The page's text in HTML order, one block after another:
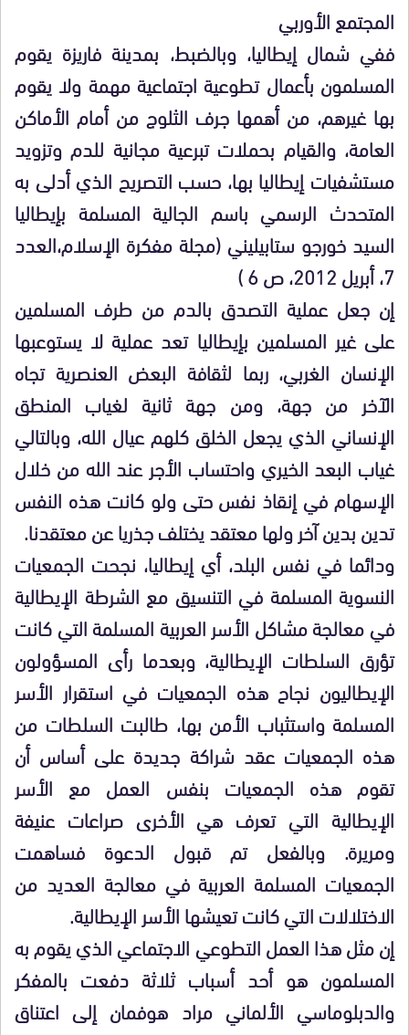
المجتمع الأوربي
ففي شمال إيطاليا، وبالضبط، بمدينة فاريزة يقوم
المسلمون بأعمال تطوعية اجتماعية مهمة ولا يقوم
بها غيرهم، من أهمها جرف الثلوج من أمام الأماكن
العامة، والقيام بحملات تبرعية مجانية للدم وتزويد
مستشفيات إيطاليا بها، حسب التصريح الذي أدلى به
المتحدث الرسمي باسم الجالية المسلمة بإيطاليا
السيد خورجو ستابيليني (مجلة مفكرة الإسلام،العدد
7، أبريل 2012، ص 6 )
إن جعل عملية التصدق بالدم من طرف المسلمين
على غير المسلمين بإيطاليا تعد عملية لا يستوعبها
الإنسان الغربي، ربما لثقافة البعض العنصرية تجاه
الآخر من جهة، ومن جهة ثانية لغياب المنطق
الإنساني الذي يجعل الخلق كلهم عيال الله، وبالتالي
غياب البعد الخيري واحتساب الأجر عند الله من خلال
الإسهام في إنقاذ نفس حتى ولو كانت هذه النفس
تدين بدين آخر ولها معتقد يختلف جذريا عن معتقدنا.
ودائما في نفس البلد، أي إيطاليا، نجحت الجمعيات
النسوية المسلمة في التنسيق مع الشرطة الإيطالية
في معالجة مشاكل الأسر العربية المسلمة التي كانت
تؤرق السلطات الإيطالية، وبعدما رأى المسؤولون
الإيطاليون نجاح هذه الجمعيات في استقرار الأسر
المسلمة واستثباب الأمن بها، طالبت السلطات من
هذه الجمعيات عقد شراكة جديدة على أساس أن
تقوم هذه الجمعيات بنفس العمل مع الأسر
الإيطالية التي تعرف هي الأخرى صراعات عنيفة
ومريرة. وبالفعل تم قبول الدعوة فساهمت
الجمعيات المسلمة العربية في معالجة العديد من
الاختلالات التي كانت تعيشها الأسر الإيطالية.
إن مثل هذا العمل التطوعي الاجتماعي الذي يقوم به
المسلمون هو أحد أسباب ثلاثة دفعت بالمفكر
والدبلوماسي الألماني مراد هوفمان إلى اعتناق